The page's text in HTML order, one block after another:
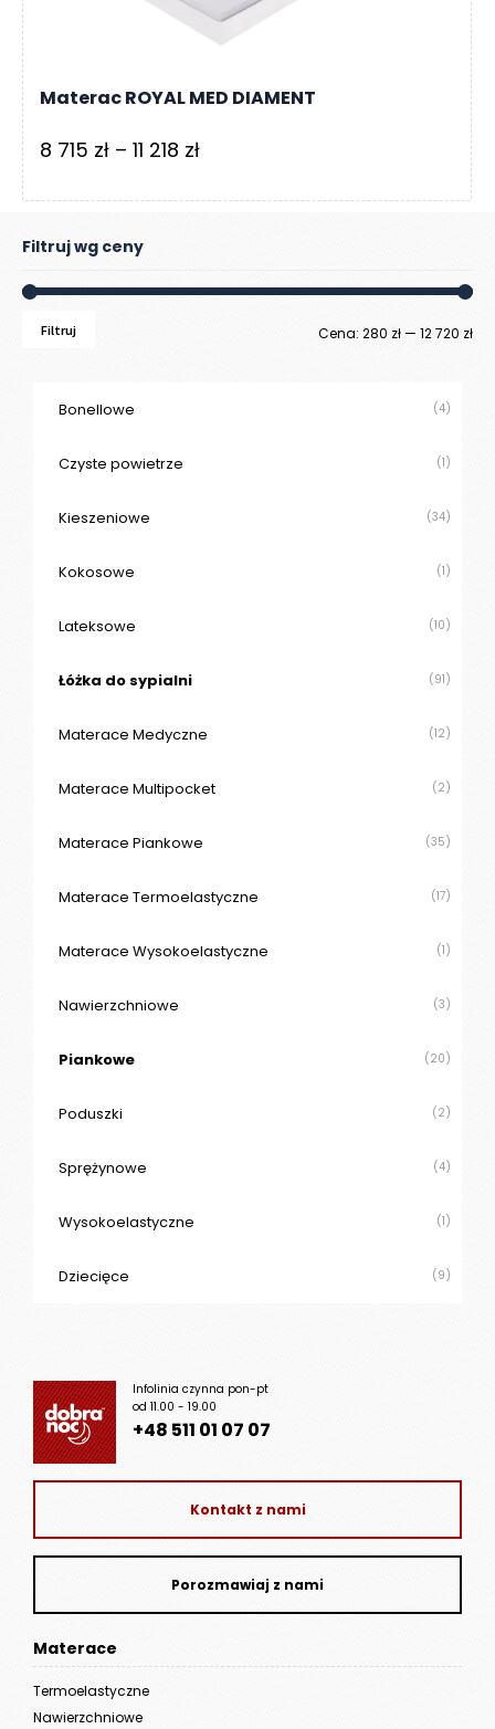
Materac ROYAL MED DIAMENT
8 715 zł – 11 218 złZakres
Filtruj wg ceny
Filtruj Cena: 280 zł— 12 720 zł
Bonellowe (4)
Czyste powietrze (1)
Kieszeniowe (34)
Kokosowe (1)
Lateksowe (10)
Łóżka do sypialni (91)
Materace Medyczne (12)
Materace Multipocket (2)
Materace Piankowe (35)
Materace Termoelastyczne (17)
Materace Wysokoelastyczne (1)
Nawierzchniowe (3)
Piankowe (20)
Poduszki (2)
Sprężynowe (4)
Wysokoelastyczne (1)
Dziecięce (9)
Infolinia czynna pon-pt
od 11.00 - 19.00
+48 511 01 07 07
Kontakt z nami
Porozmawiaj z nami
Materace
Termoelastyczne
Nawierzchniowe